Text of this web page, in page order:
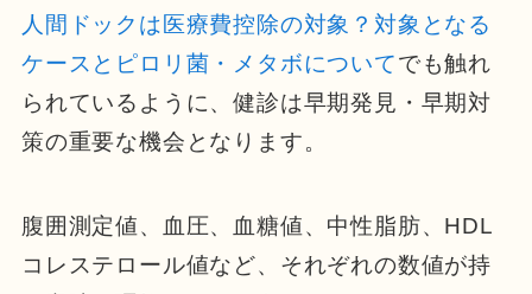
人間ドックは医療費控除の対象？対象となる
ケースとピロリ菌・メタボについてでも触れ
られているように、健診は早期発見・早期対
策の重要な機会となります。
腹囲測定値、血圧、血糖値、中性脂肪、HDL
コレステロール値など、それぞれの数値が持